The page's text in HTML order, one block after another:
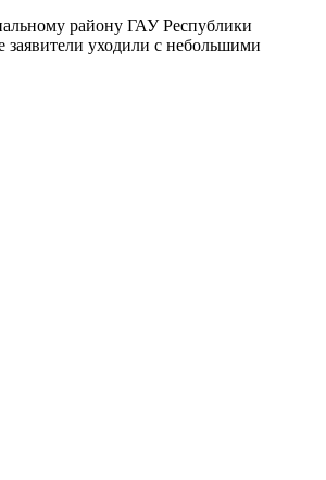
району ГАУ Республики
уходили с небольшими